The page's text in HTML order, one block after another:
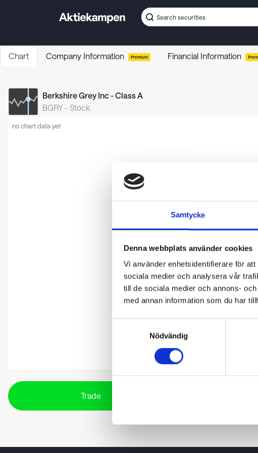
Samtycke
Denna webbplats använder cookies
Vi använder enhetsidentifierare för
sociala medier och analysera vår
till de sociala medier och annons-
med annan information som du har
Nödvändig
Chart Company Information Premium Financial Information
Berkshire Grey Inc - Class A
BGRY- Stock
no chart data yet
Trade